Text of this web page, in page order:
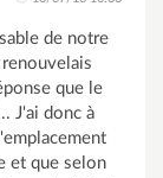
de notre
que le
J'ai donc à
et que selon